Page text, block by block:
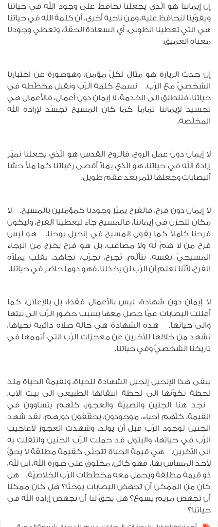
إن إيماننا هو الّذي يجعلنا نحافظ على وجود الله في حياتنا
ويقوّينا لنحافظ عليه، ومن ناحية أخرى، أن كلمة الله في حياتنا
هي التي تعطينا الطوبى، أي السعادة الحقة، وتعطي وجودنا
معناه العميق.
إن حدث الزيارة هو مثال لكلّ مؤمن، وهوصورة عن اختبارنا
الشخصيّ مع الرّب. نسمع كلمة الرّب ونقبل مخطّطه في
حياتنا، فننطلق الى الخدمة: لا إيمان دون أعمال، فالأعمال هي
تجسيد لإيماننا تماماً كما كان المسيح تجسّد لإرادة الله
المخلّصة.
لا إيمان دون عمل الروح، فالروح القدس هو الّذي يجعلنا نميّز
إرادة الله في حياتنا، هو الّذي يملأ أقصى رغباتنا كما ملأ حشا
أليصابات وجعلها تثمر بعد عقم طويل.
لا إيمان دون فرح، فالفرح يميّز وجودنا كمؤمنين بالمسيح. لا
مكان للحزن في إيماننا، فالمسيح جاء ليعطينا الفرح، وليكون
فرحنا كاملاً كما يقول المسيح في إنجيل يوحنا. هو ليس
فرح من لا همّ له ولا مصاعب، بل هو فرح يخرج من الرجاء
المسيحيّ نفسه، نتألّم، نُجرح، نجرّب، نجاهد، بقلب يملأه
الفرح، لأنّنا نعلم أن الرّب لن يخذلنا، فهو دوماً حاضر في حياتنا.
لا إيمان دون شهادة، ليس بالأعمال فقط، بل بالإعلان، كما
أعلنت اليصابات عمّا حصل معها بسبب حضور الرّب الى بيتها
والى حياتها. هذه الشهادة هي حالة صلاة دائمة نحياها،
نشهد من خلالها للآخرين عن معجزات الرّب التي أتممها في
تاريخنا الشخصيّ وفي حياتنا.
يبقى هذا الإنجيل إنجيل الشهادة للحياة، ولقيمة الحياة منذ
لحظة تكوّنها الى لحظة انتقالها الطبيعي الى بيت الآب.
نجد هنا الجنين والصبيّة والعجوز، كلّهم يتساوون في
القيمة، كلّهم أحياء، موجودون، يحقّقون دورهم: لقد شهد
الجنين لوجود الرّب قبل أن يولد، وشهدت العجوز لأعاجيب
الرّب في حياتها، والبتول قد حملت الرّب الجنين وانتقلت به
الى الآخرين. هي قيمة الحياة تتجلّى كقيمة مطلقة لا يحقّ
لأحد المساس بها، فهو كائن، مخلوق على صورة الله، ابن لله،
ذو قيمة مطلقة ويحمل معه مخطّطات الرّب الخلاصيّة. هل
كان من الممكن أن تجهض اليصابات يوحنّا؟ هل كان ممكناً
أن تجهض مريم يسوع؟ هل يحقّ لنا أن نجهض إرادة الله في
حياتنا؟